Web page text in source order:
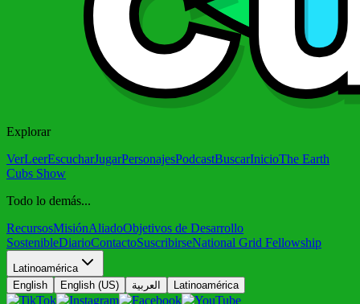
Explorar
VerLeerEscucharJugarPersonajesPodcastBuscarInicioThe Earth
Cubs Show
Todo lo demás...
RecursosMisiónAliadoObjetivos de Desarrollo
SostenibleDiarioContactoSuscribirseNational Grid Fellowship
Latinoamérica
English
English (US) العربية Latinoamérica